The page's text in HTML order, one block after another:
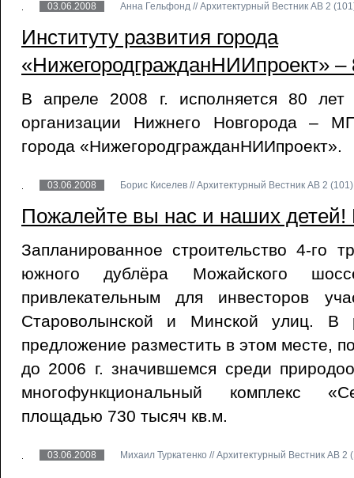
03.06.2008 Анна Гельфонд // Архитектурный Вестник АВ 2
Институту развития города
«НижегородгражданНИИпроект» –
В апреле 2008 г. исполняется 80 лет
организации Нижнего Новгорода –
города «НижегородгражданНИИпроект».
03.06.2008 Борис Киселев // Архитектурный Вестник АВ 2
Пожалейте вы нас и наших детей!
Запланированное строительство 4-го
южного дублёра Можайского
привлекательным для инвесторов
Староволынской и Минской улиц. В
предложение разместить в этом месте,
до 2006 г. значившемся среди
многофункциональный комплекс
площадью 730 тысяч кв.м.
03.06.2008 Михаил Туркатенко // Архитектурный Вестник АВ 2